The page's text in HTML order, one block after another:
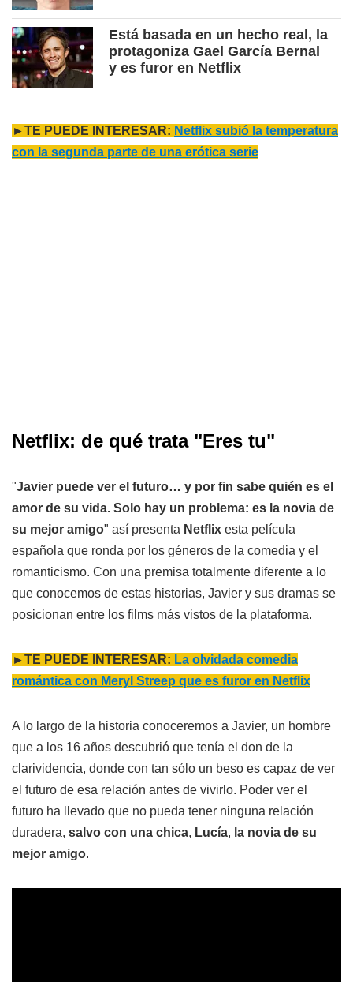
Está basada en un hecho real, la
protagoniza Gael García Bernal
y es furor en Netflix
►TE PUEDE INTERESAR: Netflix subió la temperatura
con la segunda parte de una erótica serie
Netflix: de qué trata "Eres tu"
"Javier puede ver el futuro… y por fin sabe quién es el
amor de su vida. Solo hay un problema: es la novia de
su mejor amigo" así presenta Netflix esta película
española que ronda por los géneros de la comedia y el
romanticismo. Con una premisa totalmente diferente a lo
que conocemos de estas historias, Javier y sus dramas se
posicionan entre los films más vistos de la plataforma.
►TE PUEDE INTERESAR: La olvidada comedia
romántica con Meryl Streep que es furor en Netflix
A lo largo de la historia conoceremos a Javier, un hombre
que a los 16 años descubrió que tenía el don de la
clarividencia, donde con tan sólo un beso es capaz de ver
el futuro de esa relación antes de vivirlo. Poder ver el
futuro ha llevado que no pueda tener ninguna relación
duradera, salvo con una chica, Lucía, la novia de su
mejor amigo.